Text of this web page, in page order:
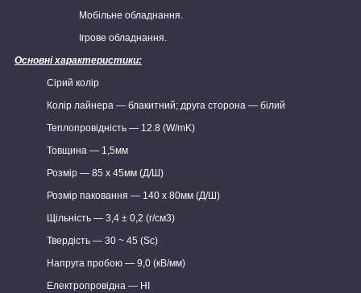
Мобільне обладнання.
Ігрове обладнання.
Основні характеристики:
Сірий колір
Колір лайнера — блакитний; друга сторона — білий
Теплопровідність — 12.8 (W/mK)
Товщина — 1,5мм
Розмір — 85 х 45мм (Д/Ш)
Розмір паковання — 140 х 80мм (Д/Ш)
Щільність — 3,4 ± 0,2 (г/см3)
Твердість — 30 ~ 45 (Sc)
Напруга пробою — 9,0 (кВ/мм)
Електропровідна — НІ